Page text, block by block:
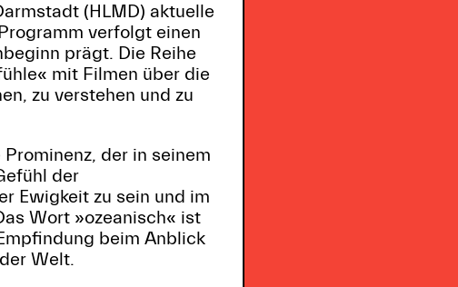
(HLMD) aktuelle
verfolgt einen
prägt. Die Reihe
mit Filmen über die
zu verstehen und zu
der in seinem
der
Ewigkeit zu sein und im
Wort »ozeanisch« ist
beim Anblick
Welt.